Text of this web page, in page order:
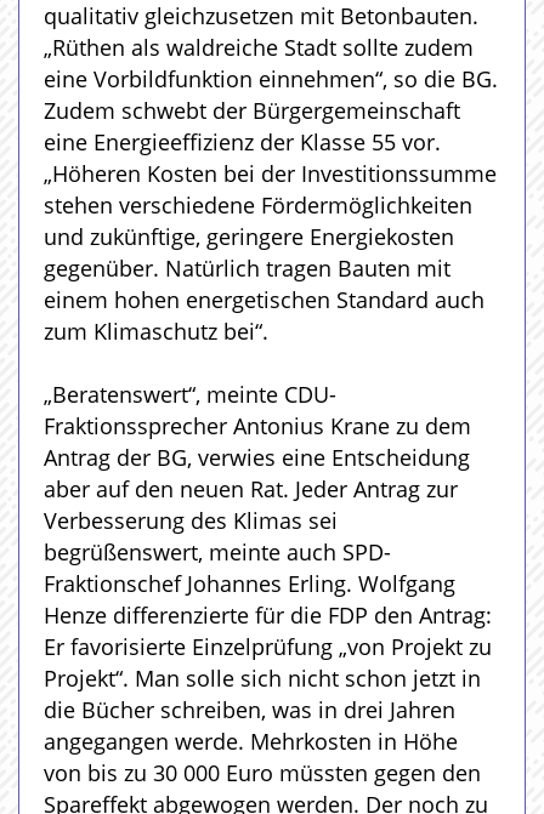
qualitativ gleichzusetzen mit Betonbauten.
„Rüthen als waldreiche Stadt sollte zudem
eine Vorbildfunktion einnehmen“, so die BG.
Zudem schwebt der Bürgergemeinschaft
eine Energieeffizienz der Klasse 55 vor.
„Höheren Kosten bei der Investitionssumme
stehen verschiedene Fördermöglichkeiten
und zukünftige, geringere Energiekosten
gegenüber. Natürlich tragen Bauten mit
einem hohen energetischen Standard auch
zum Klimaschutz bei“.
„Beratenswert“, meinte CDU-
Fraktionssprecher Antonius Krane zu dem
Antrag der BG, verwies eine Entscheidung
aber auf den neuen Rat. Jeder Antrag zur
Verbesserung des Klimas sei
begrüßenswert, meinte auch SPD-
Fraktionschef Johannes Erling. Wolfgang
Henze differenzierte für die FDP den Antrag:
Er favorisierte Einzelprüfung „von Projekt zu
Projekt“. Man solle sich nicht schon jetzt in
die Bücher schreiben, was in drei Jahren
angegangen werde. Mehrkosten in Höhe
von bis zu 30 000 Euro müssten gegen den
Spareffekt abgewogen werden. Der noch zu